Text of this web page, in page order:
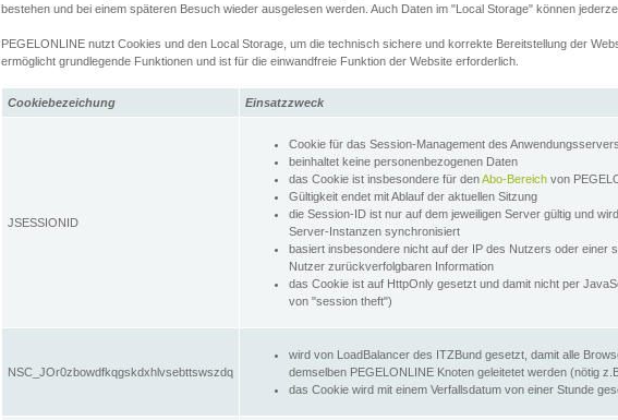
bestehen und bei einem späteren Besuch wieder ausgelesen werden. Auch Daten im "Local Storage" können
PEGELONLINE nutzt Cookies und den Local Storage, um die technisch sichere und korrekte Bereitstellung der
ermöglicht grundlegende Funktionen und ist für die einwandfreie Funktion der Website erforderlich.
Cookiebezeichung Einsatzzweck
JSESSIONID
Cookie für das Session-Management des Anwendungsservers
beinhaltet keine personenbezogenen Daten
das Cookie ist insbesondere für denAbo-Bereich von
Gültigkeit endet mit Ablauf der aktuellen Sitzung
die Session-ID ist nur auf dem jeweiligen Server gültig und
Server-Instanzen synchronisiert
basiert insbesondere nicht auf der IP des Nutzers oder einer
Nutzer zurückverfolgbaren Information
das Cookie ist auf HttpOnly gesetzt und damit nicht per
von "session theft")
NSC_JOr0zbowdfkqgskdxhlvsebttswszdq
wird von LoadBalancer des ITZBund gesetzt, damit alle
demselben PEGELONLINE Knoten geleitetet werden (nötig
das Cookie wird mit einem Verfallsdatum von einer Stunde